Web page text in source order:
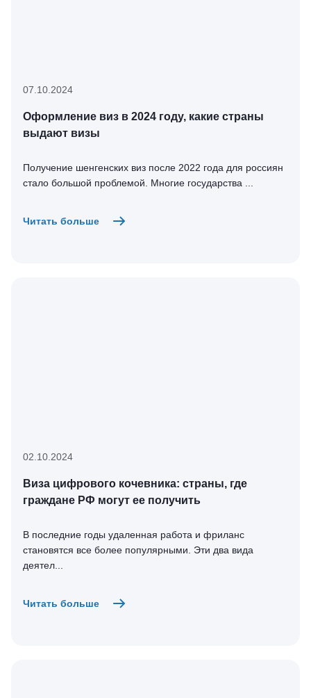
07.10.2024
Оформление виз в 2024 году, какие страны
выдают визы
Получение шенгенских виз после 2022 года для россиян
стало большой проблемой. Многие государства ...
Читать больше
02.10.2024
Виза цифрового кочевника: страны, где
граждане РФ могут ее получить
В последние годы удаленная работа и фриланс
становятся все более популярными. Эти два вида
деятел...
Читать больше